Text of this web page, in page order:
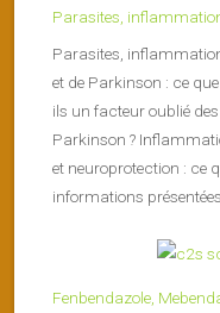
Parasites,
Parasites,
et de Parkinson : ce
ils un facteur oublié
Parkinson ?
et neuroprotection : ce
informations
Fenbendazole,